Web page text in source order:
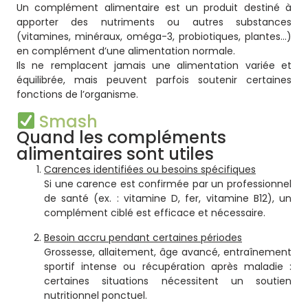
Un complément alimentaire est un produit destiné à
apporter des nutriments ou autres substances
(vitamines, minéraux, oméga-3, probiotiques, plantes…)
en complément d’une alimentation normale.
Ils ne remplacent jamais une alimentation variée et
équilibrée, mais peuvent parfois soutenir certaines
fonctions de l’organisme.
Smash
Quand les compléments
alimentaires sont utiles
Carences identifiées ou besoins spécifiques
Si une carence est confirmée par un professionnel
de santé (ex. : vitamine D, fer, vitamine B12), un
complément ciblé est efficace et nécessaire.
Besoin accru pendant certaines périodes
Grossesse, allaitement, âge avancé, entraînement
sportif intense ou récupération après maladie :
certaines situations nécessitent un soutien
nutritionnel ponctuel.